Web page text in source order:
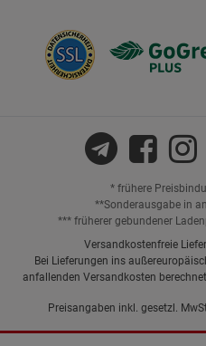
* frühere
**Sonderausgabe in
*** früherer gebundener
Versandkostenfreie
Bei Lieferungen ins
anfallenden Versandkosten
Preisangaben inkl. gesetzl.